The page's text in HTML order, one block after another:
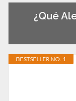
¿Qué
BESTSELLER NO. 1